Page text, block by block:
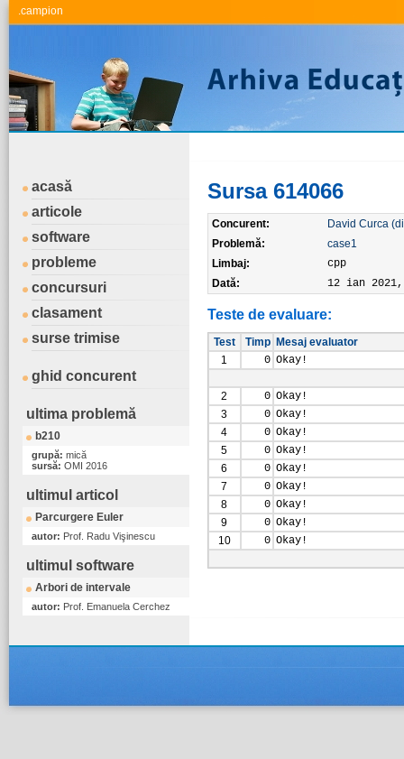
.campion
acasă
articole
software
probleme
concursuri
clasament
surse trimise
ghid concurent
ultima problemă
b210
grupă: mică
sursă: OMI 2016
ultimul articol
Parcurgere Euler
autor: Prof. Radu Vişinescu
ultimul software
Arbori de intervale
autor: Prof. Emanuela Cerchez
Sursa 614066
Concurent:
David Curca
Problemă:
case1
Limbaj:
cpp
Dată:
12 ian
Teste de evaluare:
Test Timp Mesaj evaluator
1
0 Okay!
2 0 Okay!
3
0 Okay!
4
0 Okay!
5
0 Okay!
6
0 Okay!
7
0 Okay!
8
0 Okay!
9
0 Okay!
10
0 Okay!